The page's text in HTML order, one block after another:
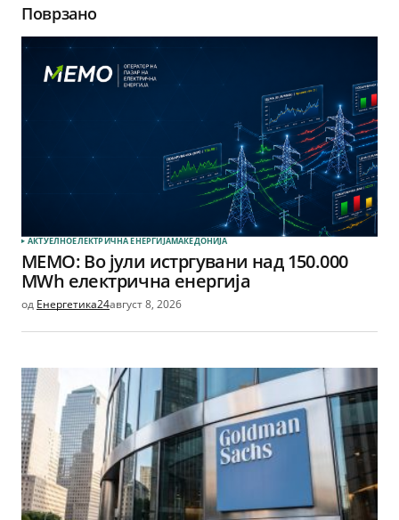
Поврзано
АКТУЕЛНОЕЛЕКТРИЧНА ЕНЕРГИЈАМАКЕДОНИЈА
МЕМО: Во јули истргувани над 150.000
MWh електрична енергија
од Енергетика24август 8, 2026